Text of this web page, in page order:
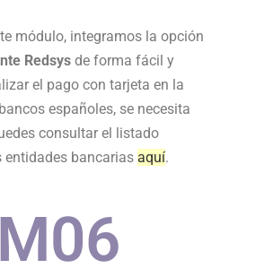
módulo, integramos la opción
Redsys de forma fácil y
el pago con tarjeta en la
españoles, se necesita
consultar el listado
entidades bancarias aquí.
M06